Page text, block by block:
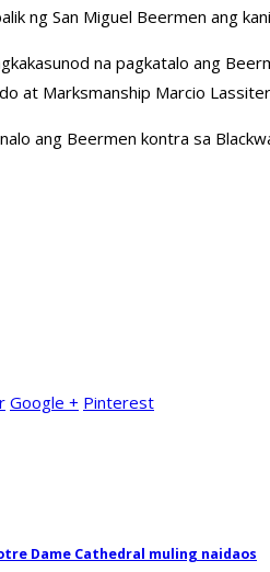
ng San Miguel Beermen ang
na pagkatalo ang
at Marksmanship Marcio Lassiter
ang Beermen kontra sa
Google + Pinterest
Dame Cathedral muling naidaos